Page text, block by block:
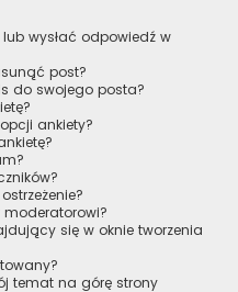
wysłać odpowiedź w
post?
do swojego posta?
ankiety?
się w oknie tworzenia
temat na górę strony